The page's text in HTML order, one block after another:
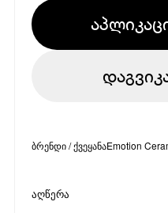
ბრენდი / ქვეყანაEmotion
აღწერა